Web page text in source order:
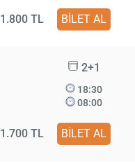
1.800 TL BİLET AL
2+1
18:30
08:00
1.700 TL BİLET AL